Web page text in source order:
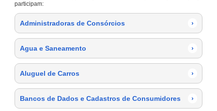
participam:
Administradoras de Consórcios ›
Agua e Saneamento ›
Aluguel de Carros ›
Bancos de Dados e Cadastros de Consumidores ›